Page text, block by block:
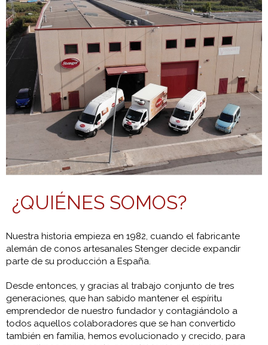
¿QUIÉNES SOMOS?
Nuestra historia empieza en 1982, cuando el fabricante
alemán de conos artesanales Stenger decide expandir
parte de su producción a España.
Desde entonces, y gracias al trabajo conjunto de tres
generaciones, que han sabido mantener el espíritu
emprendedor de nuestro fundador y contagiándolo a
todos aquellos colaboradores que se han convertido
también en familia, hemos evolucionado y crecido, para